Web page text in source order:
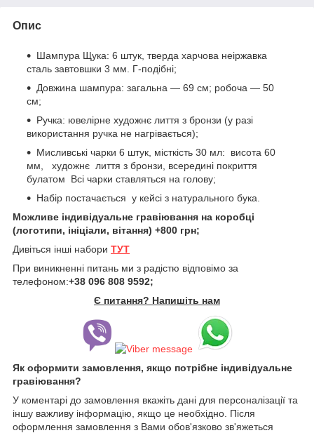
Опис
Шампура Щука: 6 штук, тверда харчова неіржавка
сталь завтовшки 3 мм. Г-подібні;
Довжина шампура: загальна — 69 см; робоча — 50
см;
Ручка: ювелірне художнє лиття з бронзи (у разі
використання ручка не нагрівається);
Мисливські чарки 6 штук, місткість 30 мл: висота 60
мм, художнє лиття з бронзи, всередині покриття
булатом Всі чарки ставляться на голову;
Набір постачається у кейсі з натурального бука.
Можливе індивідуальне гравіювання на коробці
(логотипи, ініціали, вітання) +800 грн;
Дивіться інші набори ТУТ
При виникненні питань ми з радістю відповімо за
телефоном:+38 096 808 9592;
Є питання? Напишіть нам
Як оформити замовлення, якщо потрібне індивідуальне
гравіювання?
У коментарі до замовлення вкажіть дані для персоналізації та
іншу важливу інформацію, якщо це необхідно. Після
оформлення замовлення з Вами обов'язково зв'яжеться